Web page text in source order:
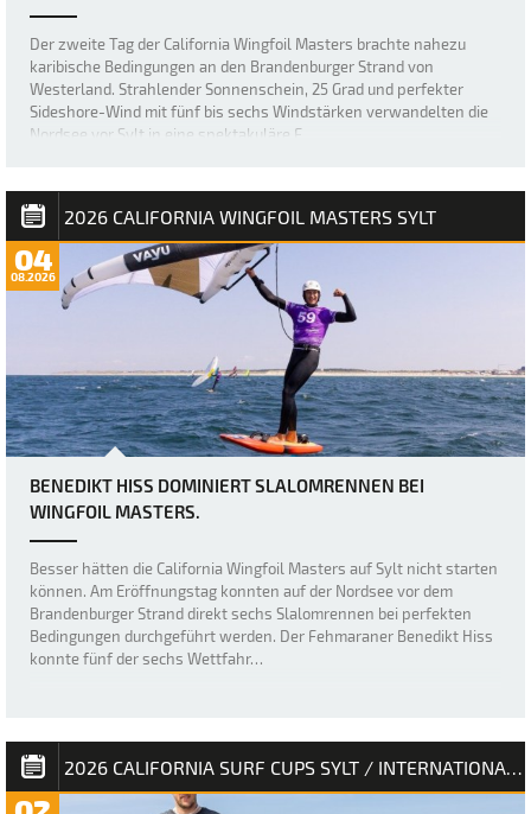
Der zweite Tag der California Wingfoil Masters brachte nahezu
karibische Bedingungen an den Brandenburger Strand von
Westerland. Strahlender Sonnenschein, 25 Grad und perfekter
Sideshore-Wind mit fünf bis sechs Windstärken verwandelten die
Nordsee vor Sylt in eine spektakuläre F…
2026 CALIFORNIA WINGFOIL MASTERS SYLT
04
08.2026
BENEDIKT HISS DOMINIERT SLALOMRENNEN BEI
WINGFOIL MASTERS.
Besser hätten die California Wingfoil Masters auf Sylt nicht starten
können. Am Eröffnungstag konnten auf der Nordsee vor dem
Brandenburger Strand direkt sechs Slalomrennen bei perfekten
Bedingungen durchgeführt werden. Der Fehmaraner Benedikt Hiss
konnte fünf der sechs Wettfahr…
2026 CALIFORNIA SURF CUPS SYLT / INTERNATIONALE DEUTSCHE MEISTERSCHAFT